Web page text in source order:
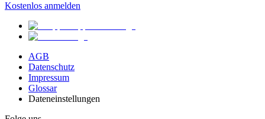
Kostenlos anmelden
AGB
Datenschutz
Impressum
Glossar
Dateneinstellungen